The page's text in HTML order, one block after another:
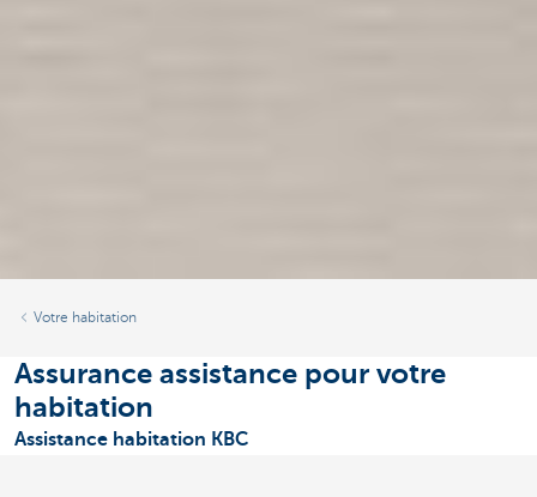
Votre habitation
Assurance assistance pour votre
habitation
Assistance habitation KBC